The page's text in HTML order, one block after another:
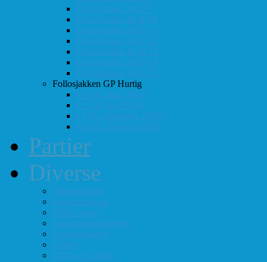
Follosjakken BGP 9
Follosjakken BGP 10
Follosjakken BGP 11
Follosjakken BGP 12
Follosjakken BGP 13
Follosjakken BGP 14
Follosjakken BGP 15
Follosjakken GP Hurtig
#1 (24. mars 2018)
#2 (19. mai 2018)
#3 (8. september 2018)
#4 (13. oktober 2018)
Partier
Diverse
Støtteordning
Sjakkrating.no
FIDE-rating
Follo-kombinasjoner
Grasrotandelen
Linker
DVD-er til utlån